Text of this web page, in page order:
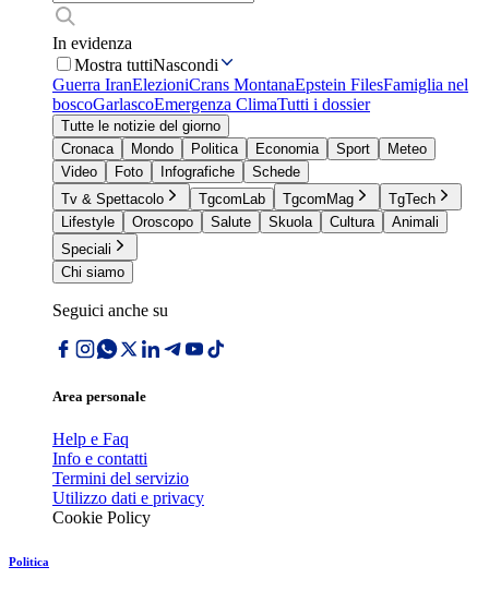
In evidenza
Mostra tuttiNascondi
Guerra IranElezioniCrans MontanaEpstein FilesFamiglia nel
boscoGarlascoEmergenza ClimaTutti i dossier
Tutte le notizie del giorno
Cronaca
Mondo Politica Economia Sport
Meteo
Video
Foto Infografiche
Schede
Tv & Spettacolo
TgcomLab TgcomMag
TgTech
Lifestyle
Oroscopo Salute Skuola Cultura
Animali
Speciali
Chi siamo
Seguici anche su
Area personale
Help e Faq
Info e contatti
Termini del servizio
Utilizzo dati e privacy
Cookie Policy
Politica